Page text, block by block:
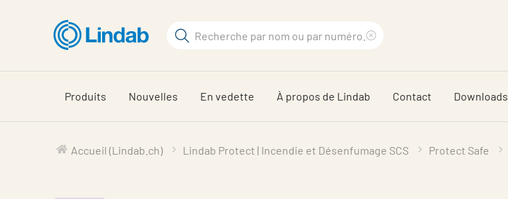
principal
Rechercher
sur
le
terme
recherché
Produits Nouvelles En vedette À propos de Lindab Contact Downloads
Accueil (Lindab.ch) Lindab Protect | Incendie et Désenfumage SCS Protect Safe